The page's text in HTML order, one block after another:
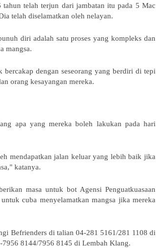
telah terjun dari jambatan itu pada 5 Mac
telah diselamatkan oleh nelayan.
diri adalah satu proses yang kompleks dan
mangsa.
dengan seseorang yang berdiri di tepi
orang kesayangan mereka.
apa yang mereka boleh lakukan pada hari
mendapatkan jalan keluar yang lebih baik jika
katanya.
masa untuk bot Agensi Penguatkuasaan
cuba menyelamatkan mangsa jika mereka
Befrienders di talian 04-281 5161/281 1108 di
8144/7956 8145 di Lembah Klang.